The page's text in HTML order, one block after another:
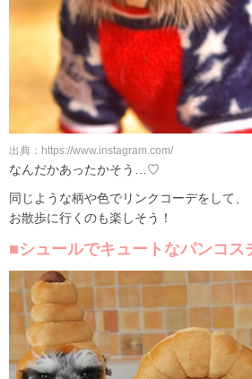
出典：https://www.instagram.com/
なんだかあったかそう…♡
同じような柄や色でリンクコーデをして、
お散歩に行くのも楽しそう！
■シュールでキュートなパンコス